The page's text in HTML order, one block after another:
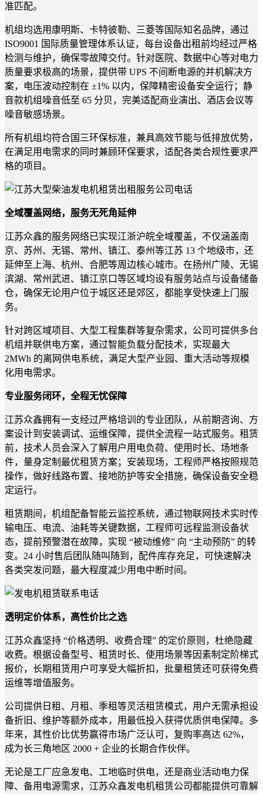
准匹配。
机组均选用康明斯、卡特彼勒、三菱等国际知名品牌，通过
ISO9001 国际质量管理体系认证，每台设备出租前均经过严格
检测与维护，确保零故障交付。针对医院、数据中心等对电力
质量要求极高的场景，提供带 UPS 不间断电源的并机解决方
案，电压波动控制在 ±1% 以内，保障精密设备安全运行；静
音款机组噪音低至 65 分贝，完美适配商业演出、酒店会议等
噪音敏感场景。
所有机组均符合国三环保标准，兼具高效节能与低排放优势，
在满足用电需求的同时兼顾环保要求，适配各类合规性要求严
格的项目。
全域覆盖网络，服务无死角延伸
江苏众鑫的服务网络已实现江浙沪皖全域覆盖，不仅涵盖南
京、苏州、无锡、常州、镇江、泰州等江苏 13 个地级市，还
延伸至上海、杭州、合肥等周边核心城市。在扬州广陵、无锡
滨湖、常州武进、镇江京口等区域均设有服务站点与设备储备
仓，确保无论用户位于城区还是郊区，都能享受快速上门服
务。
针对跨区域项目、大型工程集群等复杂需求，公司可提供多台
机组并联供电方案，通过智能负载分配技术，实现最大
2MWh 的离网供电系统，满足大型产业园、重大活动等规模
化用电需求。
专业服务闭环，全程无忧保障
江苏众鑫拥有一支经过严格培训的专业团队，从前期咨询、方
案设计到安装调试、运维保障，提供全流程一站式服务。租赁
前，技术人员会深入了解用户用电负荷、使用时长、场地条
件，量身定制最优租赁方案；安装现场，工程师严格按照规范
操作，做好线路布置、接地防护等安全措施，确保设备安全稳
定运行。
租赁期间，机组配备智能云监控系统，通过物联网技术实时传
输电压、电流、油耗等关键数据，工程师可远程监测设备状
态，提前预警潜在故障，实现 “被动维修” 向 “主动预防” 的转
变。24 小时售后团队随叫随到，配件库存充足，可快速解决
各类突发问题，最大程度减少用电中断时间。
透明定价体系，高性价比之选
江苏众鑫坚持 “价格透明、收费合理” 的定价原则，杜绝隐藏
收费。根据设备型号、租赁时长、使用场景等因素制定阶梯式
报价，长期租赁用户可享受大幅折扣，批量租赁还可获得免费
运维等增值服务。
公司提供日租、月租、季租等灵活租赁模式，用户无需承担设
备折旧、维护等额外成本，用最低投入获得优质供电保障。多
年来，其性价比优势赢得市场广泛认可，复购率高达 62%，
成为长三角地区 2000 + 企业的长期合作伙伴。
无论是工厂应急发电、工地临时供电，还是商业活动电力保
障、备用电源需求，江苏众鑫发电机租赁公司都能提供可靠解